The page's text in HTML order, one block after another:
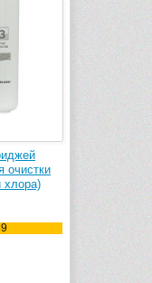
очистки
хлора)